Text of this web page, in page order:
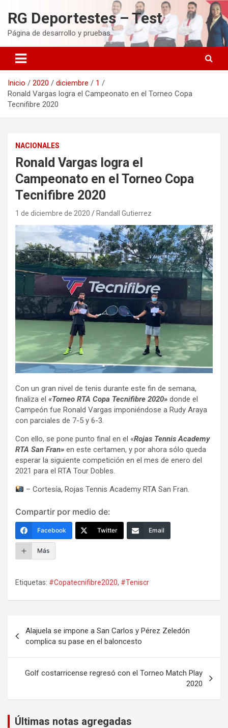
contenido
RG Deportestes – Test
Página de desarrollo y pruebas
Inicio 2020 diciembre
1
Ronald Vargas logra el Campeonato en el Torneo Copa
Tecnifibre 2020
NACIONALES
Ronald Vargas logra el
Campeonato en el Torneo Copa
Tecnifibre 2020
1 de diciembre de 2020 Randall Gutierrez
Con un gran nivel de tenis durante este fin de semana,
finaliza el «Torneo RTA Copa Tecnifibre 2020» donde el
Campeón fue Ronald Vargas imponiéndose a Rudy Araya
con parciales de 7-5 y 6-3.
Con ello, se pone punto final en el «Rojas Tennis Academy
RTA San Fran» en este certamen, y por ahora sólo queda
esperar la siguiente competición en el mes de enero del
2021 para el RTA Tour Dobles.
– Cortesía, Rojas Tennis Academy RTA San Fran.
Compartir por medio de:
Facebook Twitter Email
Más
Etiquetas: #Copatecnifibre2020, #Teniscr
de
entradas
Alajuela se impone a San Carlos y Pérez Zeledón
complica su pase en el baloncesto
Golf costarricense regresó con el Torneo Match Play
2020
Últimas notas agregadas